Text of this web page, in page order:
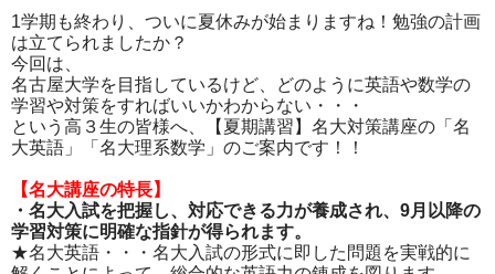
1学期も終わり、ついに夏休みが始まりますね！勉強の計画
は立てられましたか？
今回は、
名古屋大学を目指しているけど、どのように英語や数学の
学習や対策をすればいいかわからない・・・
という高３生の皆様へ、【夏期講習】名大対策講座の「名
大英語」「名大理系数学」のご案内です！！
【名大講座の特長】
・名大入試を把握し、対応できる力が養成され、9月以降の
学習対策に明確な指針が得られます。
★名大英語・・・名大入試の形式に即した問題を実戦的に